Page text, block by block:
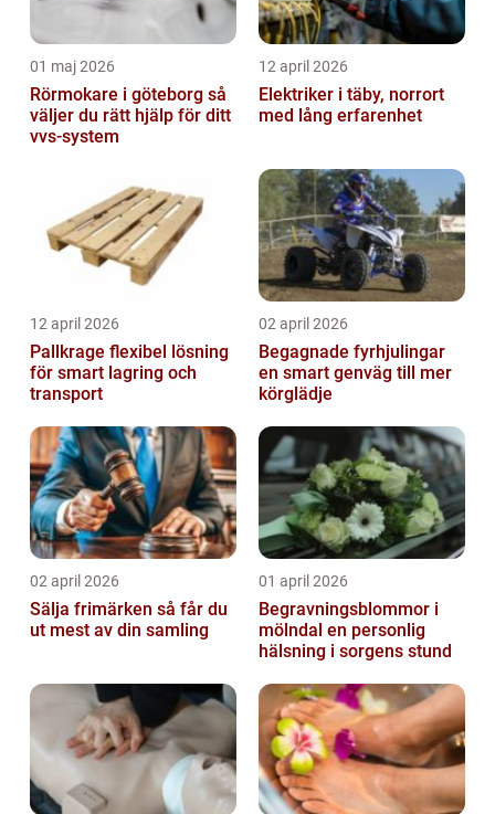
01 maj 2026
Rörmokare i göteborg så
väljer du rätt hjälp för ditt
vvs-system
12 april 2026
Elektriker i täby, norrort
med lång erfarenhet
12 april 2026
Pallkrage flexibel lösning
för smart lagring och
transport
02 april 2026
Begagnade fyrhjulingar
en smart genväg till mer
körglädje
02 april 2026
Sälja frimärken så får du
ut mest av din samling
01 april 2026
Begravningsblommor i
mölndal en personlig
hälsning i sorgens stund